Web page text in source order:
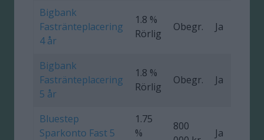
Bigbank
Fastränteplacering
4 år
1.8 %
Rörlig
Obegr. Ja
Bigbank
Fastränteplacering
5 år
1.8 %
Rörlig
Obegr. Ja
Bluestep
Sparkonto Fast 5
1.75
%
800
Ja